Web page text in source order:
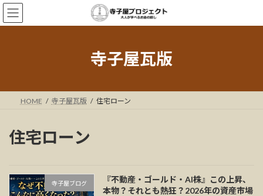
コ
ン
テ
ナ
ビ
ゲ
寺子屋瓦版
HOME 寺子屋瓦版 住宅ローン
住宅ローン
寺子屋ブログ
『不動産・ゴールド・AI株』この上昇、
本物？それとも熱狂？2026年の資産市場